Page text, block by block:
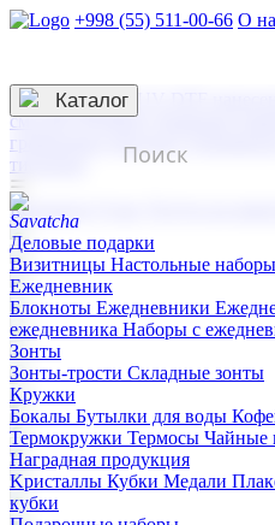
+998 (55) 511-00-66 О
3D гравировка
смолой (Doming)
гравировка твердая
тиснение
☰
Контакты
Каталог
Деловые подарки
Визитницы Настольные наборы
Ежедневник
Блокноты Ежедневники
ежедневника Наборы с
Зонты
Зонты-трости Складные зонты
Кружки
Бокалы Бутылки для воды
Термокружки Термосы Чайные
Наградная продукция
Kристаллы Кубки Медали
кубки